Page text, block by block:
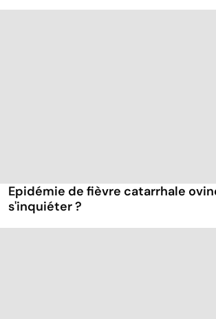
Epidémie de fièvre catarrhale
s'inquiéter ?